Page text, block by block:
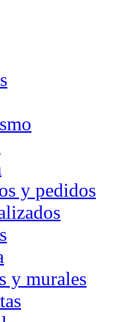
y pedidos
y murales